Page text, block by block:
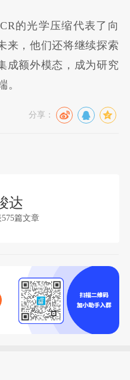
的光学压缩代表了向
来，他们还将继续探索
成额外模态，成为研究
。
分享：
达
篇文章